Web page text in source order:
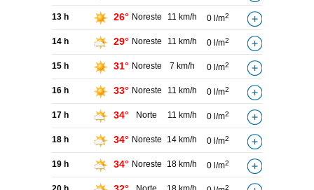
13 h 26° Noreste 11 km/h 0 l/m2
14 h 29° Noreste 11 km/h 0 l/m2
15 h 31° Noreste 7 km/h 0 l/m2
16 h 33° Noreste 11 km/h 0 l/m2
17 h 34° Norte 11 km/h 0 l/m2
18 h 34° Noreste 14 km/h 0 l/m2
19 h 34° Noreste 18 km/h 0 l/m2
2